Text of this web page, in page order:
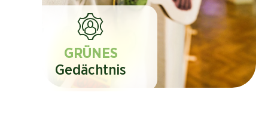
GRÜNES
Gedächtnis